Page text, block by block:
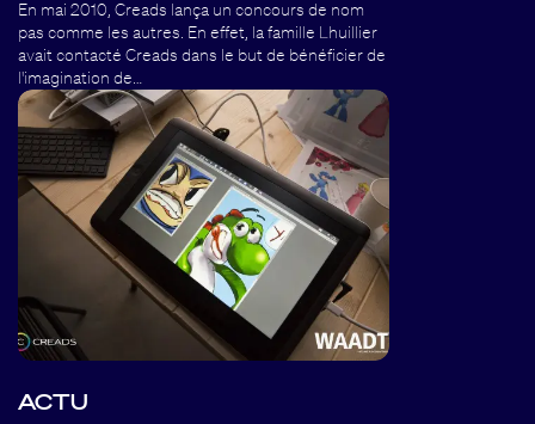
En mai 2010, Creads lança un concours de nom
pas comme les autres. En effet, la famille Lhuillier
avait contacté Creads dans le but de bénéficier de
l'imagination de…
ACTU